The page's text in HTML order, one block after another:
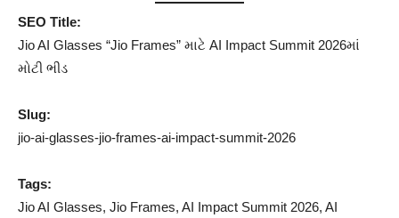
SEO Title:
Jio AI Glasses “Jio Frames” માટે AI Impact Summit 2026માં
મોટી ભીડ
Slug:
jio-ai-glasses-jio-frames-ai-impact-summit-2026
Tags:
Jio AI Glasses, Jio Frames, AI Impact Summit 2026, AI